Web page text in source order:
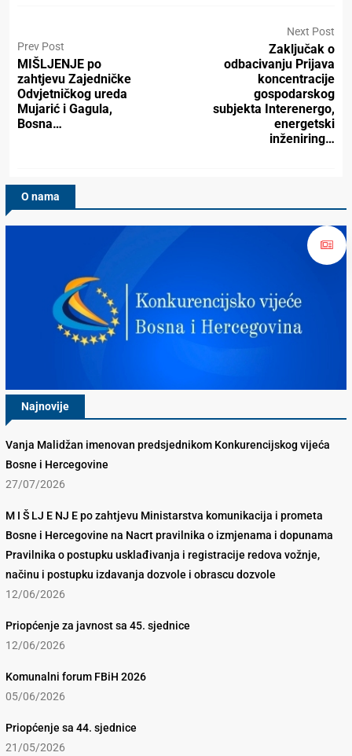
Prev Post
MIŠLJENJE po
zahtjevu Zajedničke
Odvjetničkog ureda
Mujarić i Gagula,
Bosna…
Next Post
Zaključak o
odbacivanju Prijava
koncentracije
gospodarskog
subjekta Interenergo,
energetski
inženiring…
O nama
Najnovije
Vanja Malidžan imenovan predsjednikom Konkurencijskog vijeća
Bosne i Hercegovine
27/07/2026
M I Š LJ E NJ E po zahtjevu Ministarstva komunikacija i prometa
Bosne i Hercegovine na Nacrt pravilnika o izmjenama i dopunama
Pravilnika o postupku usklađivanja i registracije redova vožnje,
načinu i postupku izdavanja dozvole i obrascu dozvole
12/06/2026
Priopćenje za javnost sa 45. sjednice
12/06/2026
Komunalni forum FBiH 2026
05/06/2026
Priopćenje sa 44. sjednice
21/05/2026